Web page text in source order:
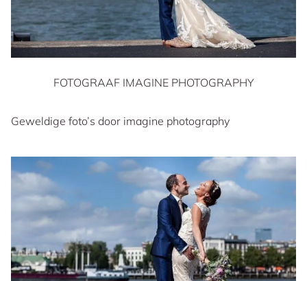
FOTOGRAAF IMAGINE PHOTOGRAPHY
Geweldige foto’s door imagine photography